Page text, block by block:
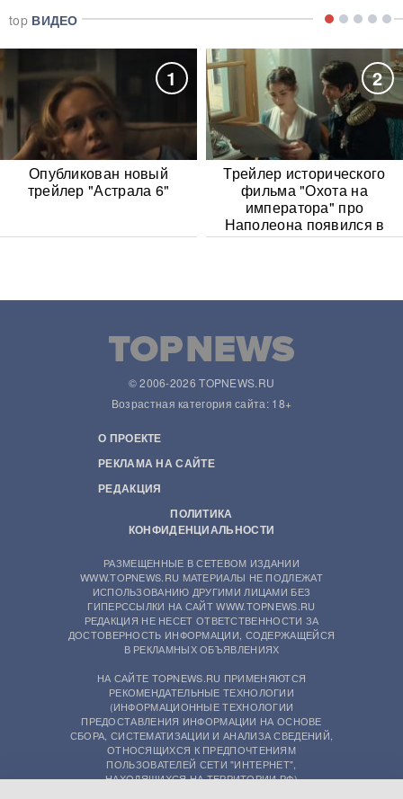
top ВИДЕО
1
Опубликован новый
трейлер "Астрала 6"
2
Трейлер исторического
фильма "Охота на
императора" про
Наполеона появился в
Сети
© 2006-2026 TOPNEWS.RU
Возрастная категория сайта: 18+
О ПРОЕКТЕ
РЕКЛАМА НА САЙТЕ
РЕДАКЦИЯ
ПОЛИТИКА
КОНФИДЕНЦИАЛЬНОСТИ
РАЗМЕЩЕННЫЕ В СЕТЕВОМ ИЗДАНИИ
WWW.TOPNEWS.RU МАТЕРИАЛЫ НЕ ПОДЛЕЖАТ
ИСПОЛЬЗОВАНИЮ ДРУГИМИ ЛИЦАМИ БЕЗ
ГИПЕРССЫЛКИ НА САЙТ WWW.TOPNEWS.RU
РЕДАКЦИЯ НЕ НЕСЕТ ОТВЕТСТВЕННОСТИ ЗА
ДОСТОВЕРНОСТЬ ИНФОРМАЦИИ, СОДЕРЖАЩЕЙСЯ
В РЕКЛАМНЫХ ОБЪЯВЛЕНИЯХ
НА САЙТЕ TOPNEWS.RU ПРИМЕНЯЮТСЯ
РЕКОМЕНДАТЕЛЬНЫЕ ТЕХНОЛОГИИ
(ИНФОРМАЦИОННЫЕ ТЕХНОЛОГИИ
ПРЕДОСТАВЛЕНИЯ ИНФОРМАЦИИ НА ОСНОВЕ
СБОРА, СИСТЕМАТИЗАЦИИ И АНАЛИЗА СВЕДЕНИЙ,
ОТНОСЯЩИХСЯ К ПРЕДПОЧТЕНИЯМ
ПОЛЬЗОВАТЕЛЕЙ СЕТИ "ИНТЕРНЕТ",
НАХОДЯЩИХСЯ НА ТЕРРИТОРИИ РФ)